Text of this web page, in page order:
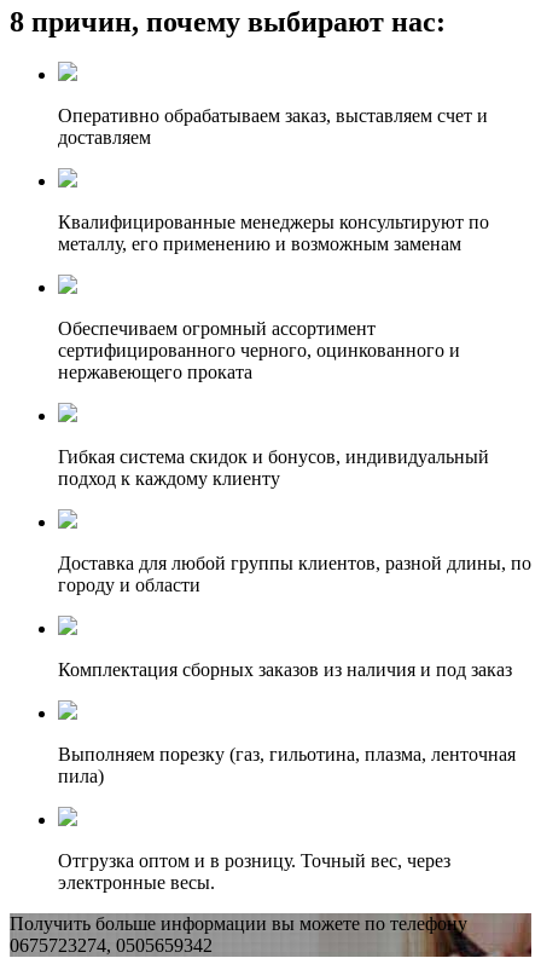
8 причин, почему выбирают нас:
Оперативно обрабатываем заказ, выставляем счет и
доставляем
Квалифицированные менеджеры консультируют по
металлу, его применению и возможным заменам
Обеспечиваем огромный ассортимент
сертифицированного черного, оцинкованного и
нержавеющего проката
Гибкая система скидок и бонусов, индивидуальный
подход к каждому клиенту
Доставка для любой группы клиентов, разной длины, по
городу и области
Комплектация сборных заказов из наличия и под заказ
Выполняем порезку (газ, гильотина, плазма, ленточная
пила)
Отгрузка оптом и в розницу. Точный вес, через
электронные весы.
Получить больше информации вы можете по телефону
0675723274, 0505659342